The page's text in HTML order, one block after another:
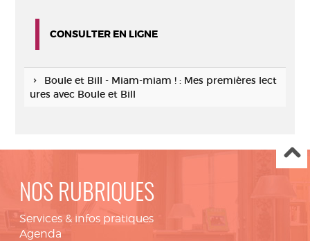
CONSULTER EN LIGNE
Boule et Bill - Miam-miam ! : Mes premières lect
ures avec Boule et Bill
NOS RUBRIQUES
Services & infos pratiques
Agenda